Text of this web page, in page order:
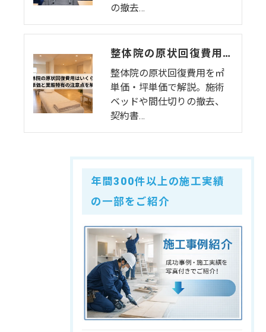
の撤去…
整体院の原状回復費用はいくら？坪単価・㎡単価と業態特有の注意点を解説
整体院の原状回復費用を㎡
単価・坪単価で解説。施術
ベッドや間仕切りの撤去、
契約書…
年間300件以上の施工実績
の一部をご紹介